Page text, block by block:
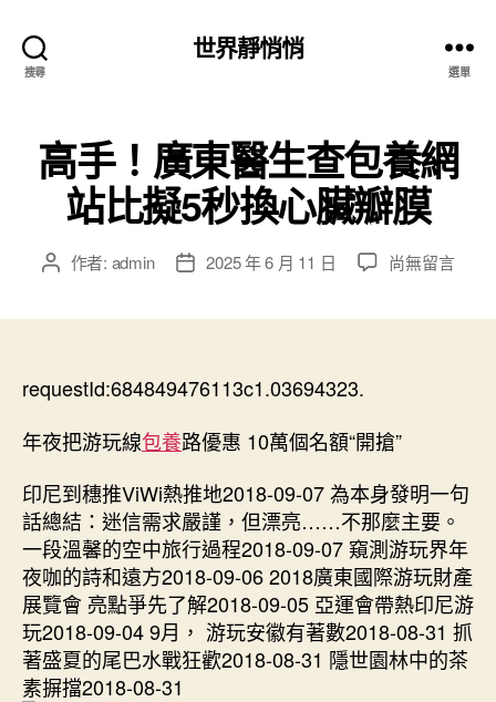
搜尋
世界靜悄悄
選單
高手！廣東醫生查包養網
站比擬5秒換心臟瓣膜
文 作者: admin
文
期
2025 年 6 月 11 日
在
查
包
養
網
站
比
擬
5
秒
換
心
尚無留言
requestId:684849476113c1.03694323.
年夜把游玩線包養路優惠 10萬個名額“開搶”
印尼到穗推ViWi熱推地2018-09-07 為本身發明一句
話總結：迷信需求嚴謹，但漂亮……不那麼主要。
一段溫馨的空中旅行過程2018-09-07 窺測游玩界年
夜咖的詩和遠方2018-09-06 2018廣東國際游玩財產
展覽會 亮點爭先了解2018-09-05 亞運會帶熱印尼游
玩2018-09-04 9月， 游玩安徽有著數2018-08-31 抓
著盛夏的尾巴水戰狂歡2018-08-31 隱世園林中的茶
素摒擋2018-08-31